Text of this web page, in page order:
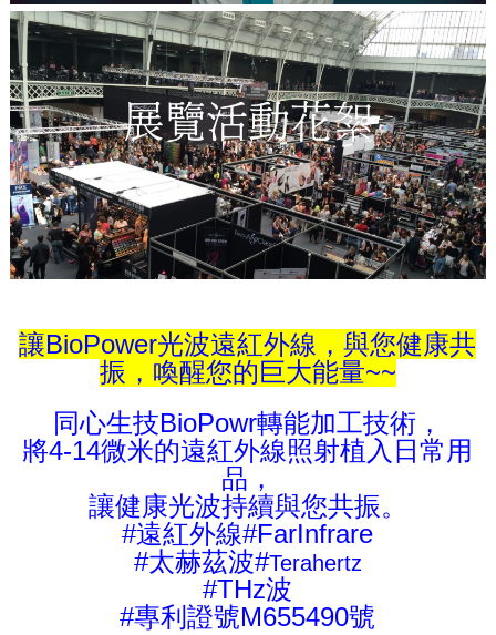
讓BioPower光波遠紅外線，與您健康共
振，喚醒您的巨大能量~~
同心生技BioPowr轉能加工技術，
將4-14微米的遠紅外線照射植入日常用
品，
讓健康光波持續與您共振。
#遠紅外線#FarInfrare
#太赫茲波#Terahertz
#THz波
#專利證號M655490號